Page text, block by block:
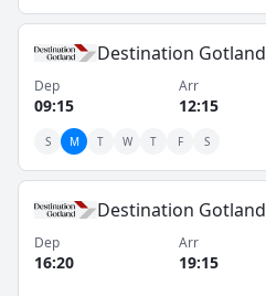
Destination Gotland
Dep
09:15
Arr
12:15
S M T W T F S
Destination Gotland
Dep
16:20
Arr
19:15